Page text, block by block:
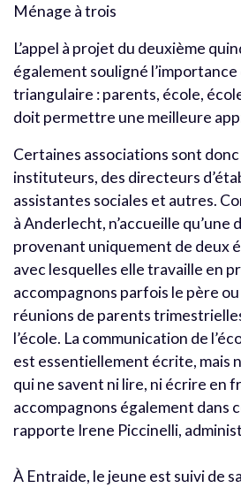
Ménage à trois
L’appel à projet du deuxième
également souligné
triangulaire : parents, école,
doit permettre une meilleure
Certaines associations sont
instituteurs, des directeurs
assistantes sociales et autres.
à Anderlecht, n’accueille qu’une
provenant uniquement de deux
avec lesquelles elle travaille en
accompagnons parfois le père
réunions de parents
l’école. La communication de
est essentiellement écrite, mais
qui ne savent ni lire, ni écrire en
accompagnons également dans
rapporte Irene Piccinelli,
À Entraide, le jeune est suivi de